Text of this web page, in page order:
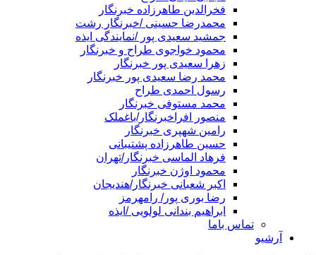
فخرالدین طاهرزاده خبرنگار
محمدرضا حسینی /خبرنگار رشت
جمشید سعیدی پور /نمایندگی ایذه
محمود خواجوی طراح و خبرنگار
زهرا سعیدی پور خبرنگار
محمد رضا سعیدی پور خبرنگار
رسول احمدی طراح
محمد مستوفی خبرنگار
منصور افراخبرنگار/باغملک
رامین شهپری خبرنگار
حسین طاهرزاده پشتیبانی
فرهاد الماسی خبرنگار/تهران
محمود اوژن خبرنگار
اکبر شعبانی خبرنگار/هندیجان
رضا بوری پور/ رامهرمز
ابراهیم بندانی لولویی /ایذه
تماس باما
آرشیو